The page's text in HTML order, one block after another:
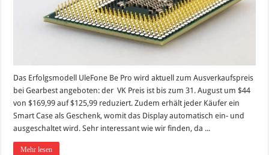
Das Erfolgsmodell UleFone Be Pro wird aktuell zum Ausverkaufspreis
bei Gearbest angeboten: der VK Preis ist bis zum 31. August um $44
von $169,99 auf $125,99 reduziert. Zudem erhält jeder Käufer ein
Smart Case als Geschenk, womit das Display automatisch ein- und
ausgeschaltet wird. Sehr interessant wie wir finden, da ...
Mehr lesen